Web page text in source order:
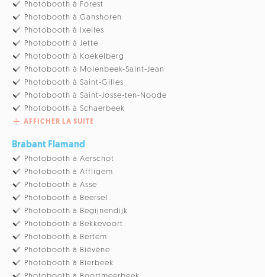
Photobooth à Forest
Photobooth à Ganshoren
Photobooth à Ixelles
Photobooth à Jette
Photobooth à Koekelberg
Photobooth à Molenbeek-Saint-Jean
Photobooth à Saint-Gilles
Photobooth à Saint-Josse-ten-Noode
Photobooth à Schaerbeek
AFFICHER LA SUITE
Brabant Flamand
Photobooth à Aerschot
Photobooth à Affligem
Photobooth à Asse
Photobooth à Beersel
Photobooth à Begijnendijk
Photobooth à Bekkevoort
Photobooth à Bertem
Photobooth à Biévène
Photobooth à Bierbeek